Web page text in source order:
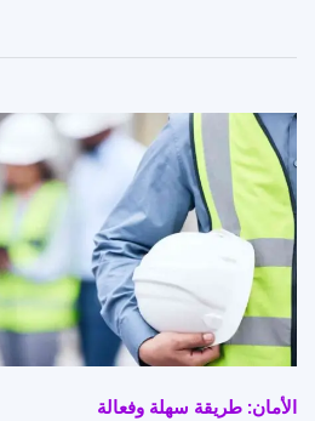
الأمان: طريقة سهلة وفعالة